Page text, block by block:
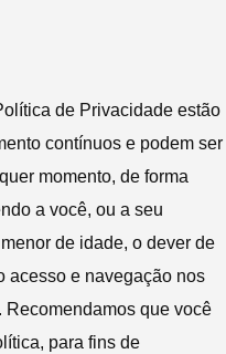
de Privacidade estão
contínuos e podem ser
momento, de forma
a você, ou a seu
de idade, o dever de
acesso e navegação nos
que você
para fins de